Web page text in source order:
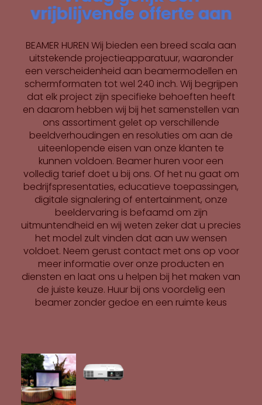
vrijblijvende offerte aan
vrijblijvende offerte aan
vrijblijvende offerte aan
vrijblijvende offerte aan
vrijblijvende offerte aan
vrijblijvende offerte aan
vrijblijvende offerte aan
vrijblijvende offerte aan
BEAMER HUREN Wij bieden een breed scala aan
uitstekende projectieapparatuur, waaronder
een verscheidenheid aan beamermodellen en
schermformaten tot wel 240 inch. Wij begrijpen
dat elk project zijn specifieke behoeften heeft
en daarom hebben wij bij het samenstellen van
ons assortiment gelet op verschillende
beeldverhoudingen en resoluties om aan de
uiteenlopende eisen van onze klanten te
kunnen voldoen. Beamer huren voor een
volledig tarief doet u bij ons. Of het nu gaat om
bedrijfspresentaties, educatieve toepassingen,
digitale signalering of entertainment, onze
beeldervaring is befaamd om zijn
uitmuntendheid en wij weten zeker dat u precies
het model zult vinden dat aan uw wensen
voldoet. Neem gerust contact met ons op voor
meer informatie over onze producten en
diensten en laat ons u helpen bij het maken van
de juiste keuze. Huur bij ons voordelig een
beamer zonder gedoe en een ruimte keus